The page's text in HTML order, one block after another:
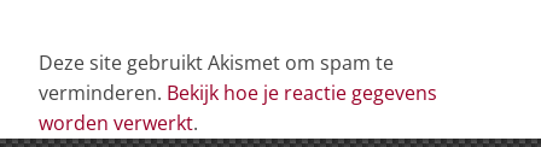
Deze site gebruikt Akismet om spam te
verminderen. Bekijk hoe je reactie gegevens
worden verwerkt.